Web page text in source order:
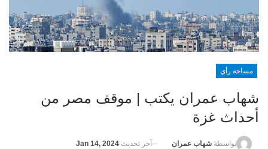
مساحة رأي
شهاب عمران يكتب | موقف مصر من
أحداث غزة
بواسطة شهاب عمران آخر تحديث Jan 14, 2024